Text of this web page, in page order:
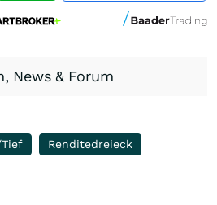
News & Forum
Renditedreieck